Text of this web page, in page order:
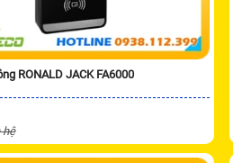
RONALD JACK FA6000
hệ